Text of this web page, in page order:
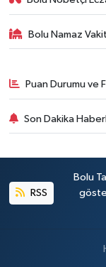
Bolu Namaz
Puan Durumu ve
Son Dakika
RSS
Bolu